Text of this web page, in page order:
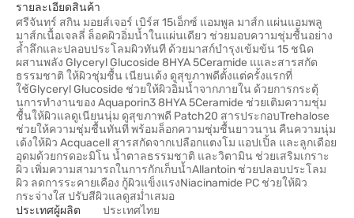
รายละเอียดสินค้า
ศรีจันทร์ สกิน มอยส์เจอร์ เบิร์ส 15เอ็กซ์ แอมพูล มาส์ก แผ่นแอมพลู
มาส์กเนื้อเจลลี่ ล็อคผิวอิ่มน้ำในแผ่นเดียว ช่วยมอบความชุ่มชื้นอย่าง
ล้ำลึกและปลอบประโลมผิวทันที ด้วยมาสก์บำรุงเข้มข้น 15 ชนิด
ผสานพลัง Glyceryl Glucoside 8HYA 5Ceramide แและสารสกัด
ธรรมชาติ ให้ผิวชุ่มชื้น เนียนเด้ง ดูสุขภาพดีตั้งแต่ครั้งแรกที่
ใช้Glyceryl Glucoside ช่วยให้ผิวอิ่มน้ำจากภายใน ด้วยการกระตุ้
นการทำงานของ Aquaporin3 8HYA 5Ceramide ช่วยเติมความชุ่ม
ชื้นให้ผิวแลดูเนียนนุ่ม ดูสุขภาพดี Patch20 สารประกอบTrehalose
ช่วยให้ความชุ่มชื้นทันที พร้อมล็อกความชุ่มชื้นยาวนาน คืนความนุ่ม
เด้งให้ผิว Acquacell สารสกัดจากเปลือกแตงโม แอปเปิ้ล และลูกเดือย
อุดมด้วยกรดอะมิโน น้ำตาลธรรมชาติ และวิตามิน ช่วยเสริมเกราะ
ผิว เพิ่มความสามารถในการกักเก็บน้ำAllantoin ช่วยปลอบประโลม
ผิว ลดการระคายเคือง กู้ผิวแข็งแรงNiacinamide PC ช่วยให้ผิว
กระจ่างใส ปรับสีผิวแลดูสม่ำเสมอ
ประเทศผู้ผลิต
ประเทศไทย